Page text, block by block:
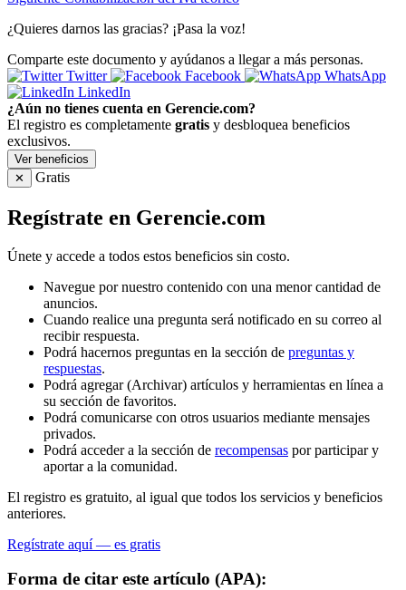
¿Quieres darnos las gracias? ¡Pasa la voz!
Comparte este documento y ayúdanos a llegar a más personas.
Twitter
Facebook
WhatsApp
LinkedIn
¿Aún no tienes cuenta en Gerencie.com?
El registro es completamente gratis y desbloquea beneficios
exclusivos.
Ver beneficios
✕
Gratis
Regístrate en Gerencie.com
Únete y accede a todos estos beneficios sin costo.
Navegue por nuestro contenido con una menor cantidad de
anuncios.
Cuando realice una pregunta será notificado en su correo al
recibir respuesta.
Podrá hacernos preguntas en la sección de preguntas y
respuestas.
Podrá agregar (Archivar) artículos y herramientas en línea a
su sección de favoritos.
Podrá comunicarse con otros usuarios mediante mensajes
privados.
Podrá acceder a la sección de recompensas por participar y
aportar a la comunidad.
El registro es gratuito, al igual que todos los servicios y beneficios
anteriores.
Regístrate aquí — es gratis
Forma de citar este artículo (APA):